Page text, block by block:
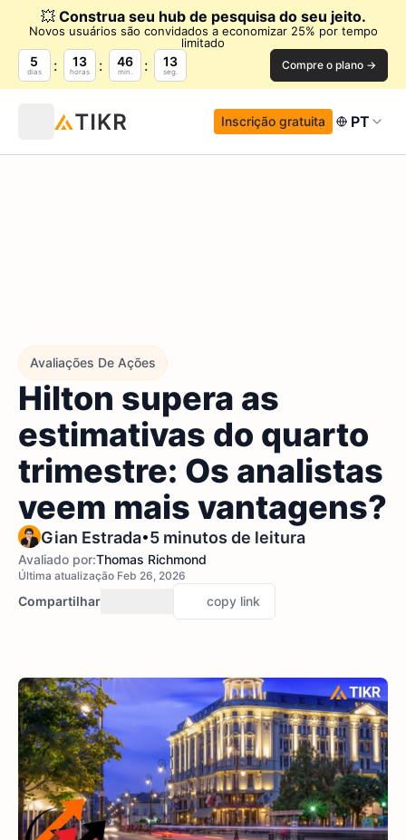
💥 Construa seu hub de pesquisa do seu jeito.
Novos usuários são convidados a economizar 25% por tempo
limitado
5
dias
13
horas
46
min.
12
seg. Compre o plano →
Inscrição gratuita PT
Avaliações De Ações
Hilton supera as
estimativas do quarto
trimestre: Os analistas
veem mais vantagens?
Gian Estrada•5 minutos de leitura
Avaliado por:Thomas Richmond
Última atualização Feb 26, 2026
Compartilhar copy link